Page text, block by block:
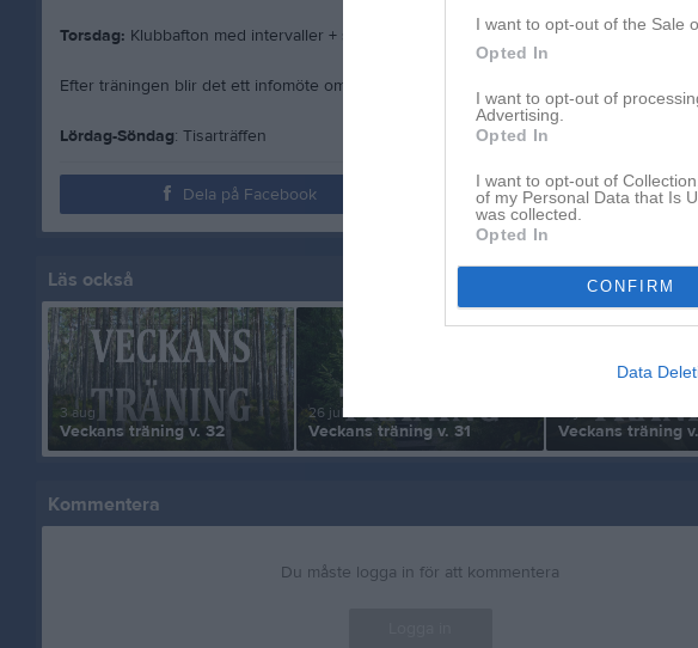
I want to opt-out of the Sale
Opted In
I want to opt-out of
Advertising.
Opted In
I want to opt-out of
of my Personal Data that Is
was collected.
Opted In
CONFIRM
Data
Torsdag: Klubbafton med intervaller + styrkeövningar, samling vid klubbstugan kl 18
Efter träningen blir det ett infomöte om TIOMILA, start för mötet ca kl 19
Lördag-Söndag: Tisarträffen
Dela på Facebook Dela på Twitter
Läs också
3 aug
Veckans träning v. 32
26 jul
Veckans träning v. 31
13 jul
Veckans träning
Kommentera
Du måste logga in för att kommentera